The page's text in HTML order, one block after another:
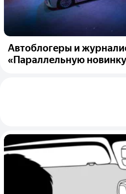
Автоблогеры и
«Параллельную